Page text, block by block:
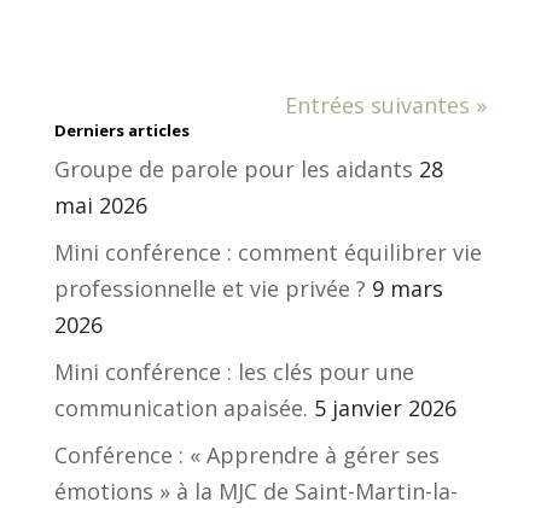
Entrées suivantes »
Derniers articles
Groupe de parole pour les aidants 28
mai 2026
Mini conférence : comment équilibrer vie
professionnelle et vie privée ? 9 mars
2026
Mini conférence : les clés pour une
communication apaisée. 5 janvier 2026
Conférence : « Apprendre à gérer ses
émotions » à la MJC de Saint-Martin-la-